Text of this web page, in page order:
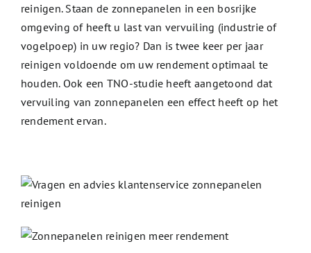
reinigen. Staan de zonnepanelen in een bosrijke
omgeving of heeft u last van vervuiling (industrie of
vogelpoep) in uw regio? Dan is twee keer per jaar
reinigen voldoende om uw rendement optimaal te
houden. Ook een TNO-studie heeft aangetoond dat
vervuiling van zonnepanelen een effect heeft op het
rendement ervan.